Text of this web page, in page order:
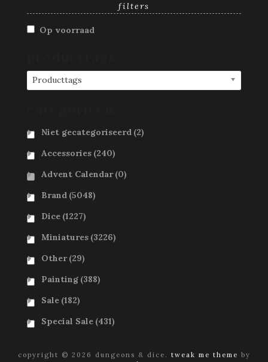
filters
Op voorraad
Producttags
Niet gecategoriseerd (2)
Accessories (240)
Advent Calendar (0)
Brand (5048)
Dice (1227)
Miniatures (3226)
Other (29)
Painting (388)
Sale (182)
Special Sale (431)
copyright © 2026 dungeons & dice. tweak me theme by